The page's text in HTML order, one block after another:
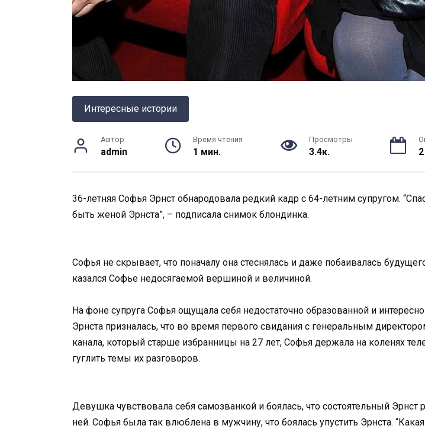
Интересные истории
Автор
admin
Время чтения
1 мин.
Просмотры
3.4к.
36-летняя Софья Эрнст обнародовала редкий кадр с 64-летним супругом.
быть женой Эрнста”, – подписала снимок блондинка.
Софья не скрывает, что поначалу она стеснялась и даже побаивалась
казался Софье недосягаемой вершиной и величиной.
На фоне супруга Софья ощущала себя недостаточно образованной и
Эрнста призналась, что во время первого свидания с генеральным
канала, который старше избранницы на 27 лет, Софья держала на коленях
гуглить темы их разговоров.
Девушка чувствовала себя самозванкой и боялась, что состоятельный Эрнст
ней. Софья была так влюблена в мужчину, что боялась упустить Эрнста. “Какая